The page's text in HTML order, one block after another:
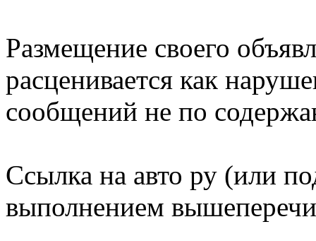
Размещение своего
расценивается как
сообщений не по
Ссылка на авто ру (или
выполнением